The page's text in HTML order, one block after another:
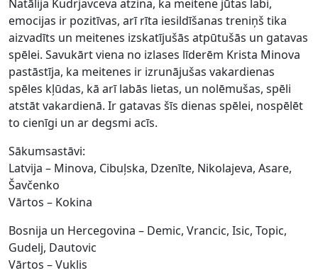
Natālija Kudrjavceva atzina, ka meitene jūtas labi,
emocijas ir pozitīvas, arī rīta iesildīšanas treniņš tika
aizvadīts un meitenes izskatījušās atpūtušās un gatavas
spēlei. Savukārt viena no izlases līderēm Krista Minova
pastāstīja, ka meitenes ir izrunājušas vakardienas
spēles kļūdas, kā arī labās lietas, un nolēmušas, spēli
atstāt vakardienā. Ir gatavas šīs dienas spēlei, nospēlēt
to cienīgi un ar degsmi acīs.
Sākumsastāvi:
Latvija – Minova, Cibuļska, Dzenīte, Nikolajeva, Asare,
Šavčenko
Vārtos – Kokina
Bosnija un Hercegovina – Demic, Vrancic, Isic, Topic,
Gudelj, Dautovic
Vārtos – Vuklis